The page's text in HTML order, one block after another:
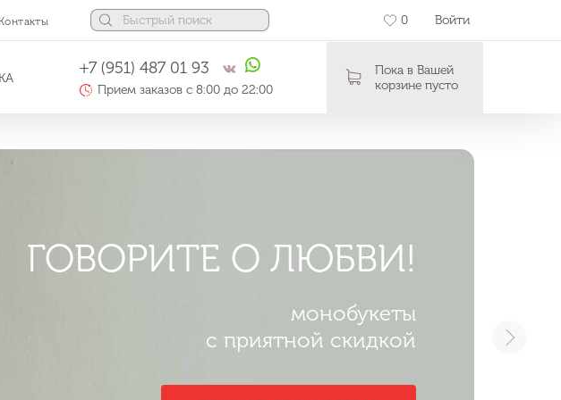
0 Войти
+7 (951) 487 01 93
Прием заказов с 8:00 до 22:00
Пока в Вашей
корзине пусто
ЛЕТО В БУКЕТАХ
которое можно дарить
ГОВОРИТЕ О ЛЮБВИ!
монобукеты
с приятной скидкой
НА ВСЕ ЦВЕТЫ 20%
ОТ 25 ШТ
Собери свой букет